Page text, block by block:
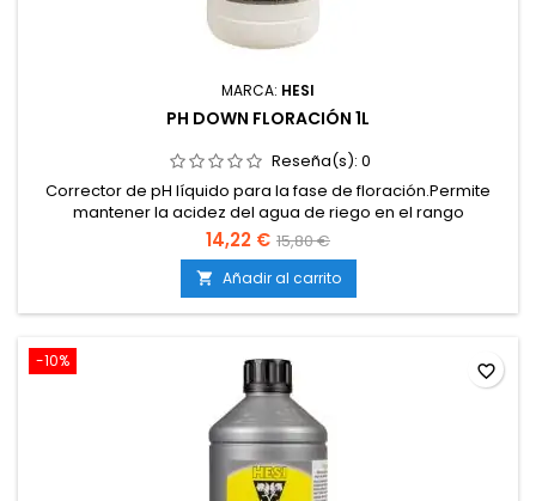
MARCA: HESI
PH DOWN FLORACIÓN 1L
Reseña(s): 0
Corrector de pH líquido para la fase de floración.Permite
mantener la acidez del agua de riego en el rango
óptimo.Evita bloqueos de nutrientes y carencias en
floración.Compatible con tierra, coco e hidroponía.Fórmula
concentrada de fácil aplicación.
14,22 € 15,80 €
 Añadir al carrito
-10% favorite_border